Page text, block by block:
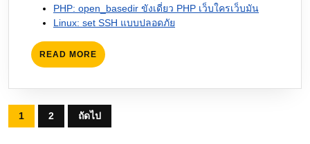
PHP: open_basedir ขังเดี่ยว PHP เว็บใครเว็บมัน
Linux: set SSH แบบปลอดภัย
READ MORE READ
MORE
Posts
pagination
1 2 ถัดไป